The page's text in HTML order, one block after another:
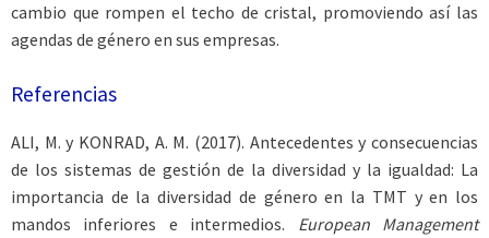
cambio que rompen el techo de cristal, promoviendo así las
agendas de género en sus empresas.
Referencias
ALI, M. y KONRAD, A. M. (2017). Antecedentes y consecuencias
de los sistemas de gestión de la diversidad y la igualdad: La
importancia de la diversidad de género en la TMT y en los
mandos inferiores e intermedios. European Management